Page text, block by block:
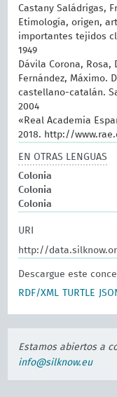
Castany Saládrigas,
Etimología, origen,
importantes tejidos
1949
Dávila Corona,
Fernández, Máximo.
castellano-catalán.
2004
«Real Academia
2018. http://
EN OTRAS LENGUAS
Colonia
Colonia
Colonia
URI
http://
Descargue este
RDF/XML
TURTLE
Estamos abiertos a
info@silknow.eu